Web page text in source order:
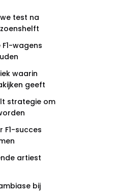
test na
wagens
waarin
geeft
strategie om
succes
artiest
bij